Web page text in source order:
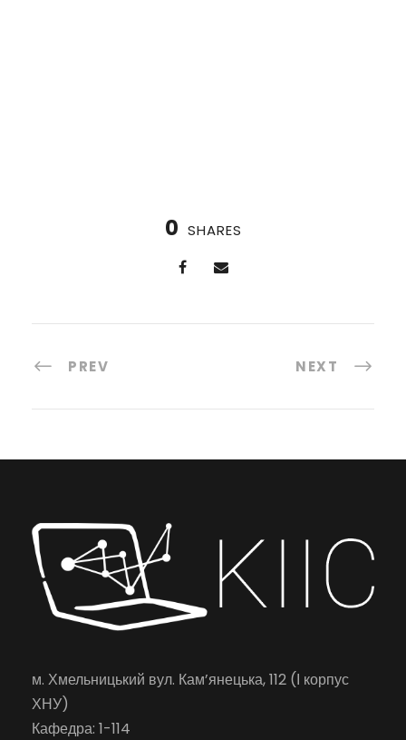
0 SHARES
PREV NEXT
м. Хмельницький вул. Кам’янецька, 112 (І корпус
ХНУ)
Кафедра: 1-114